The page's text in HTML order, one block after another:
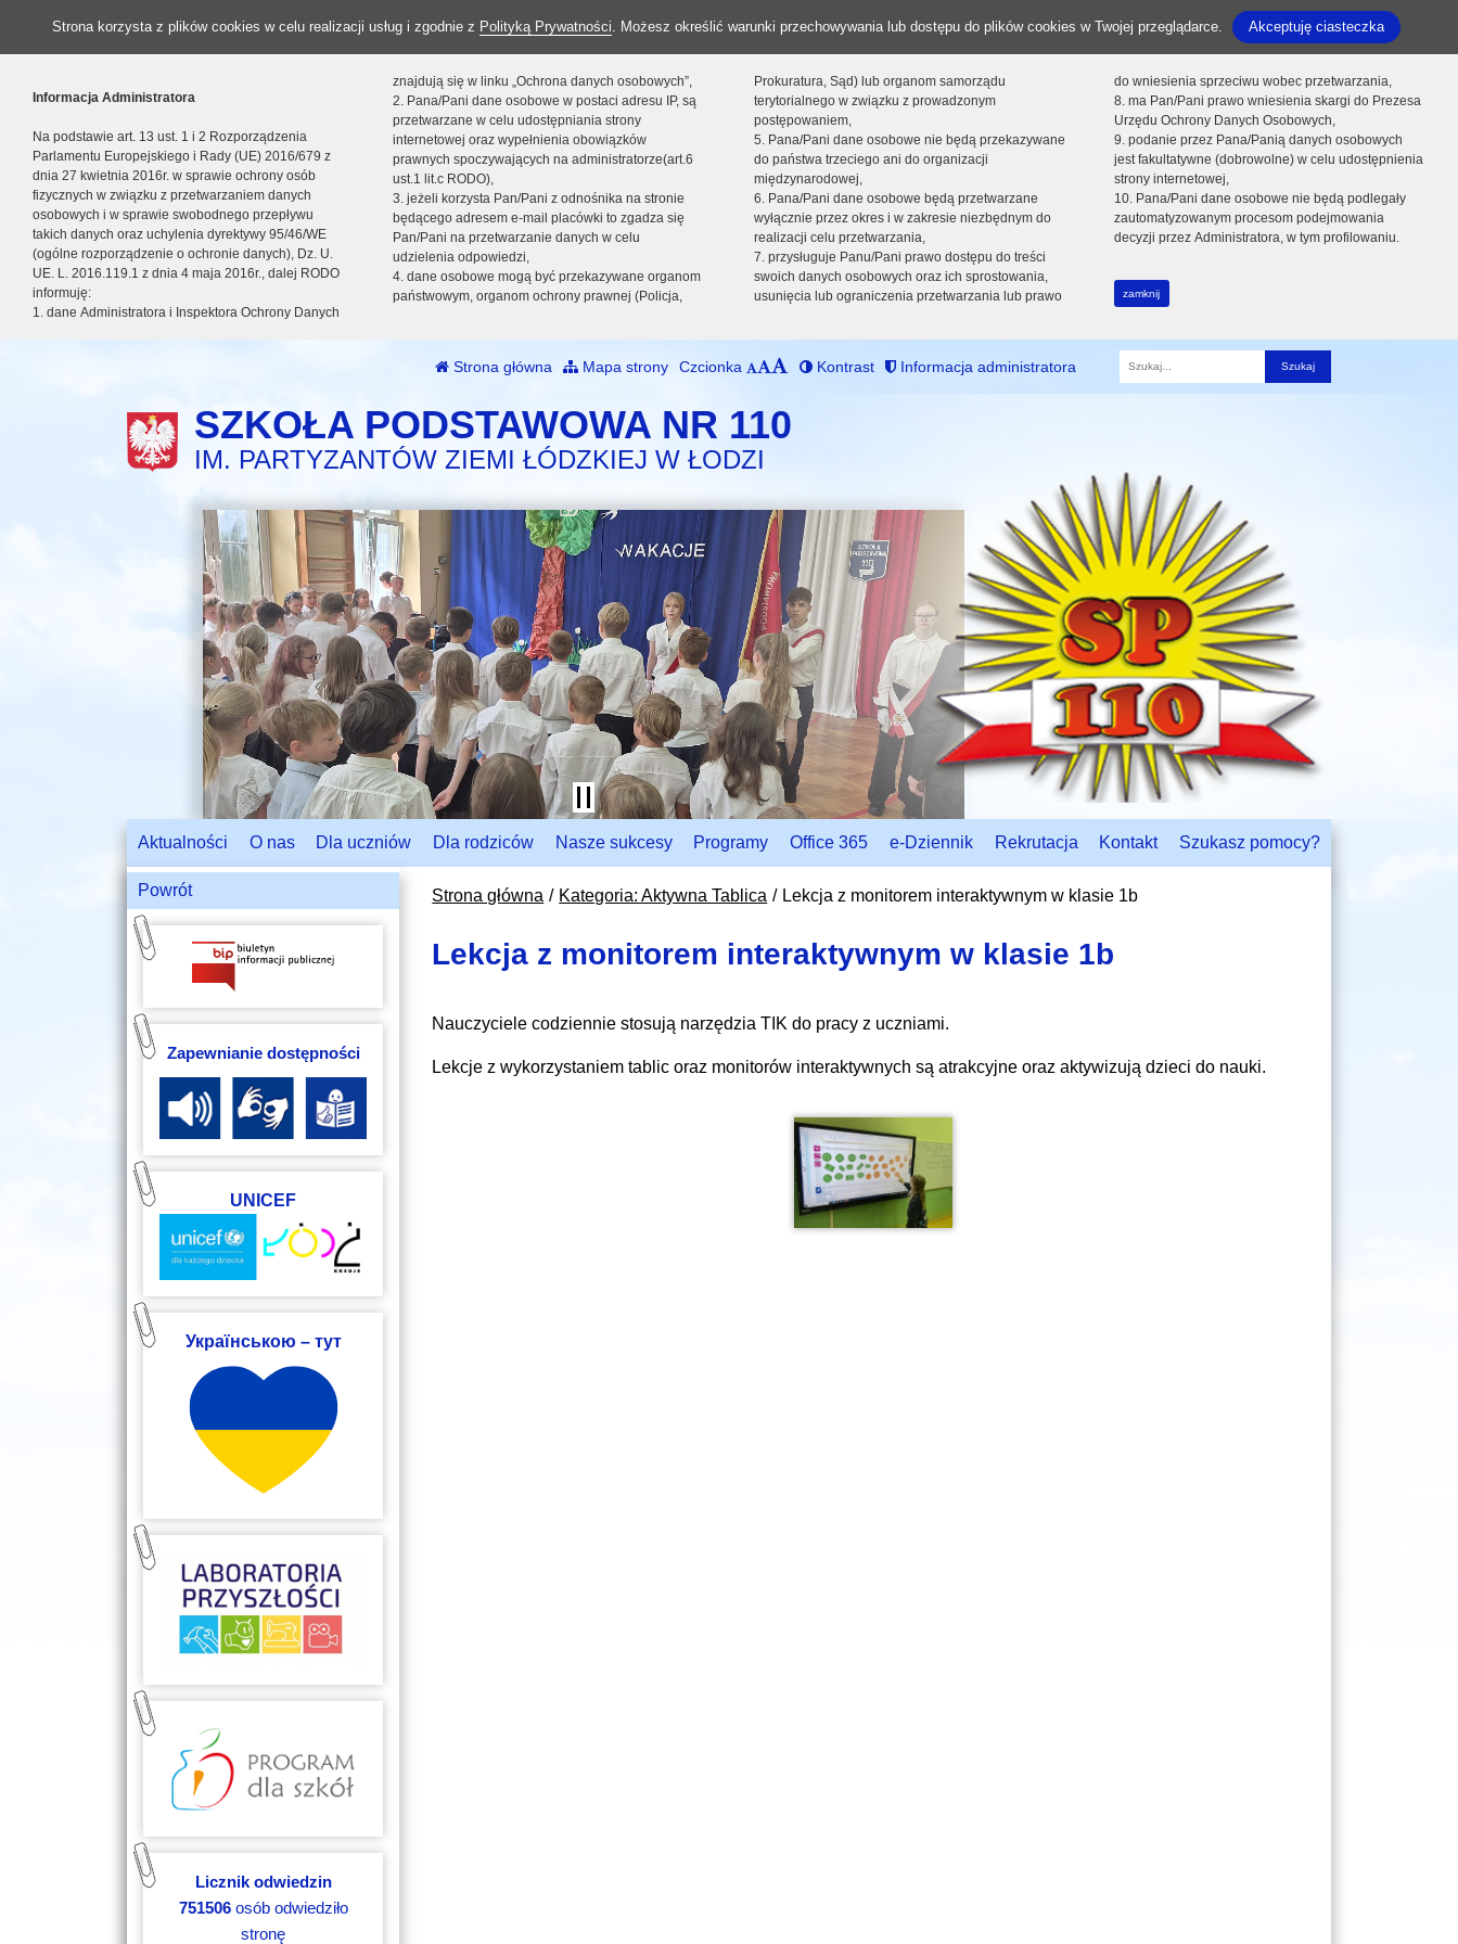
Strona korzysta z plików cookies w celu realizacji usług i zgodnie z Polityką Prywatności. Możesz określić warunki przechowywania lub dostępu do plików cookies w Twojej przeglądarce. Akceptuję ciasteczka
Informacja Administratora
Na podstawie art. 13 ust. 1 i 2 Rozporządzenia
Parlamentu Europejskiego i Rady (UE) 2016/679 z
dnia 27 kwietnia 2016r. w sprawie ochrony osób
fizycznych w związku z przetwarzaniem danych
osobowych i w sprawie swobodnego przepływu
takich danych oraz uchylenia dyrektywy 95/46/WE
(ogólne rozporządzenie o ochronie danych), Dz. U.
UE. L. 2016.119.1 z dnia 4 maja 2016r., dalej RODO
informuję:
1. dane Administratora i Inspektora Ochrony Danych
znajdują się w linku „Ochrona danych osobowych”,
2. Pana/Pani dane osobowe w postaci adresu IP, są
przetwarzane w celu udostępniania strony
internetowej oraz wypełnienia obowiązków
prawnych spoczywających na administratorze(art.6
ust.1 lit.c RODO),
3. jeżeli korzysta Pan/Pani z odnośnika na stronie
będącego adresem e-mail placówki to zgadza się
Pan/Pani na przetwarzanie danych w celu
udzielenia odpowiedzi,
4. dane osobowe mogą być przekazywane organom
państwowym, organom ochrony prawnej (Policja,
Prokuratura, Sąd) lub organom samorządu
terytorialnego w związku z prowadzonym
postępowaniem,
5. Pana/Pani dane osobowe nie będą przekazywane
do państwa trzeciego ani do organizacji
międzynarodowej,
6. Pana/Pani dane osobowe będą przetwarzane
wyłącznie przez okres i w zakresie niezbędnym do
realizacji celu przetwarzania,
7. przysługuje Panu/Pani prawo dostępu do treści
swoich danych osobowych oraz ich sprostowania,
usunięcia lub ograniczenia przetwarzania lub prawo
do wniesienia sprzeciwu wobec przetwarzania,
8. ma Pan/Pani prawo wniesienia skargi do Prezesa
Urzędu Ochrony Danych Osobowych,
9. podanie przez Pana/Panią danych osobowych
jest fakultatywne (dobrowolne) w celu udostępnienia
strony internetowej,
10. Pana/Pani dane osobowe nie będą podlegały
zautomatyzowanym procesom podejmowania
decyzji przez Administratora, w tym profilowaniu.
zamknij
Strona główna Mapa strony Czcionka Kontrast Informacja administratora
Fraza
SZKOŁA PODSTAWOWA NR 110
IM. PARTYZANTÓW ZIEMI ŁÓDZKIEJ W ŁODZI
Aktualności O nas Dla uczniów Dla rodziców Nasze sukcesy Programy Office 365 e-Dziennik Rekrutacja Kontakt Szukasz pomocy?
Strona główna Kategoria: Aktywna Tablica Lekcja z monitorem interaktywnym w klasie 1b
Lekcja z monitorem interaktywnym w klasie 1b
Nauczyciele codziennie stosują narzędzia TIK do pracy z uczniami.
Lekcje z wykorzystaniem tablic oraz monitorów interaktywnych są atrakcyjne oraz aktywizują dzieci do nauki.
Powrót
Zapewnianie dostępności
UNICEF
Українською – тут
Licznik odwiedzin
751506osób odwiedziło
stronę